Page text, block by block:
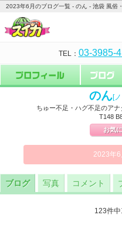
2023年6月のブログ一覧 - のん - 池袋 風俗
TEL： 03-3985-
のん[
ちゅー不足・ハグ不足のア
T148
お気
2023年
ブログ 写真 コメント
123件